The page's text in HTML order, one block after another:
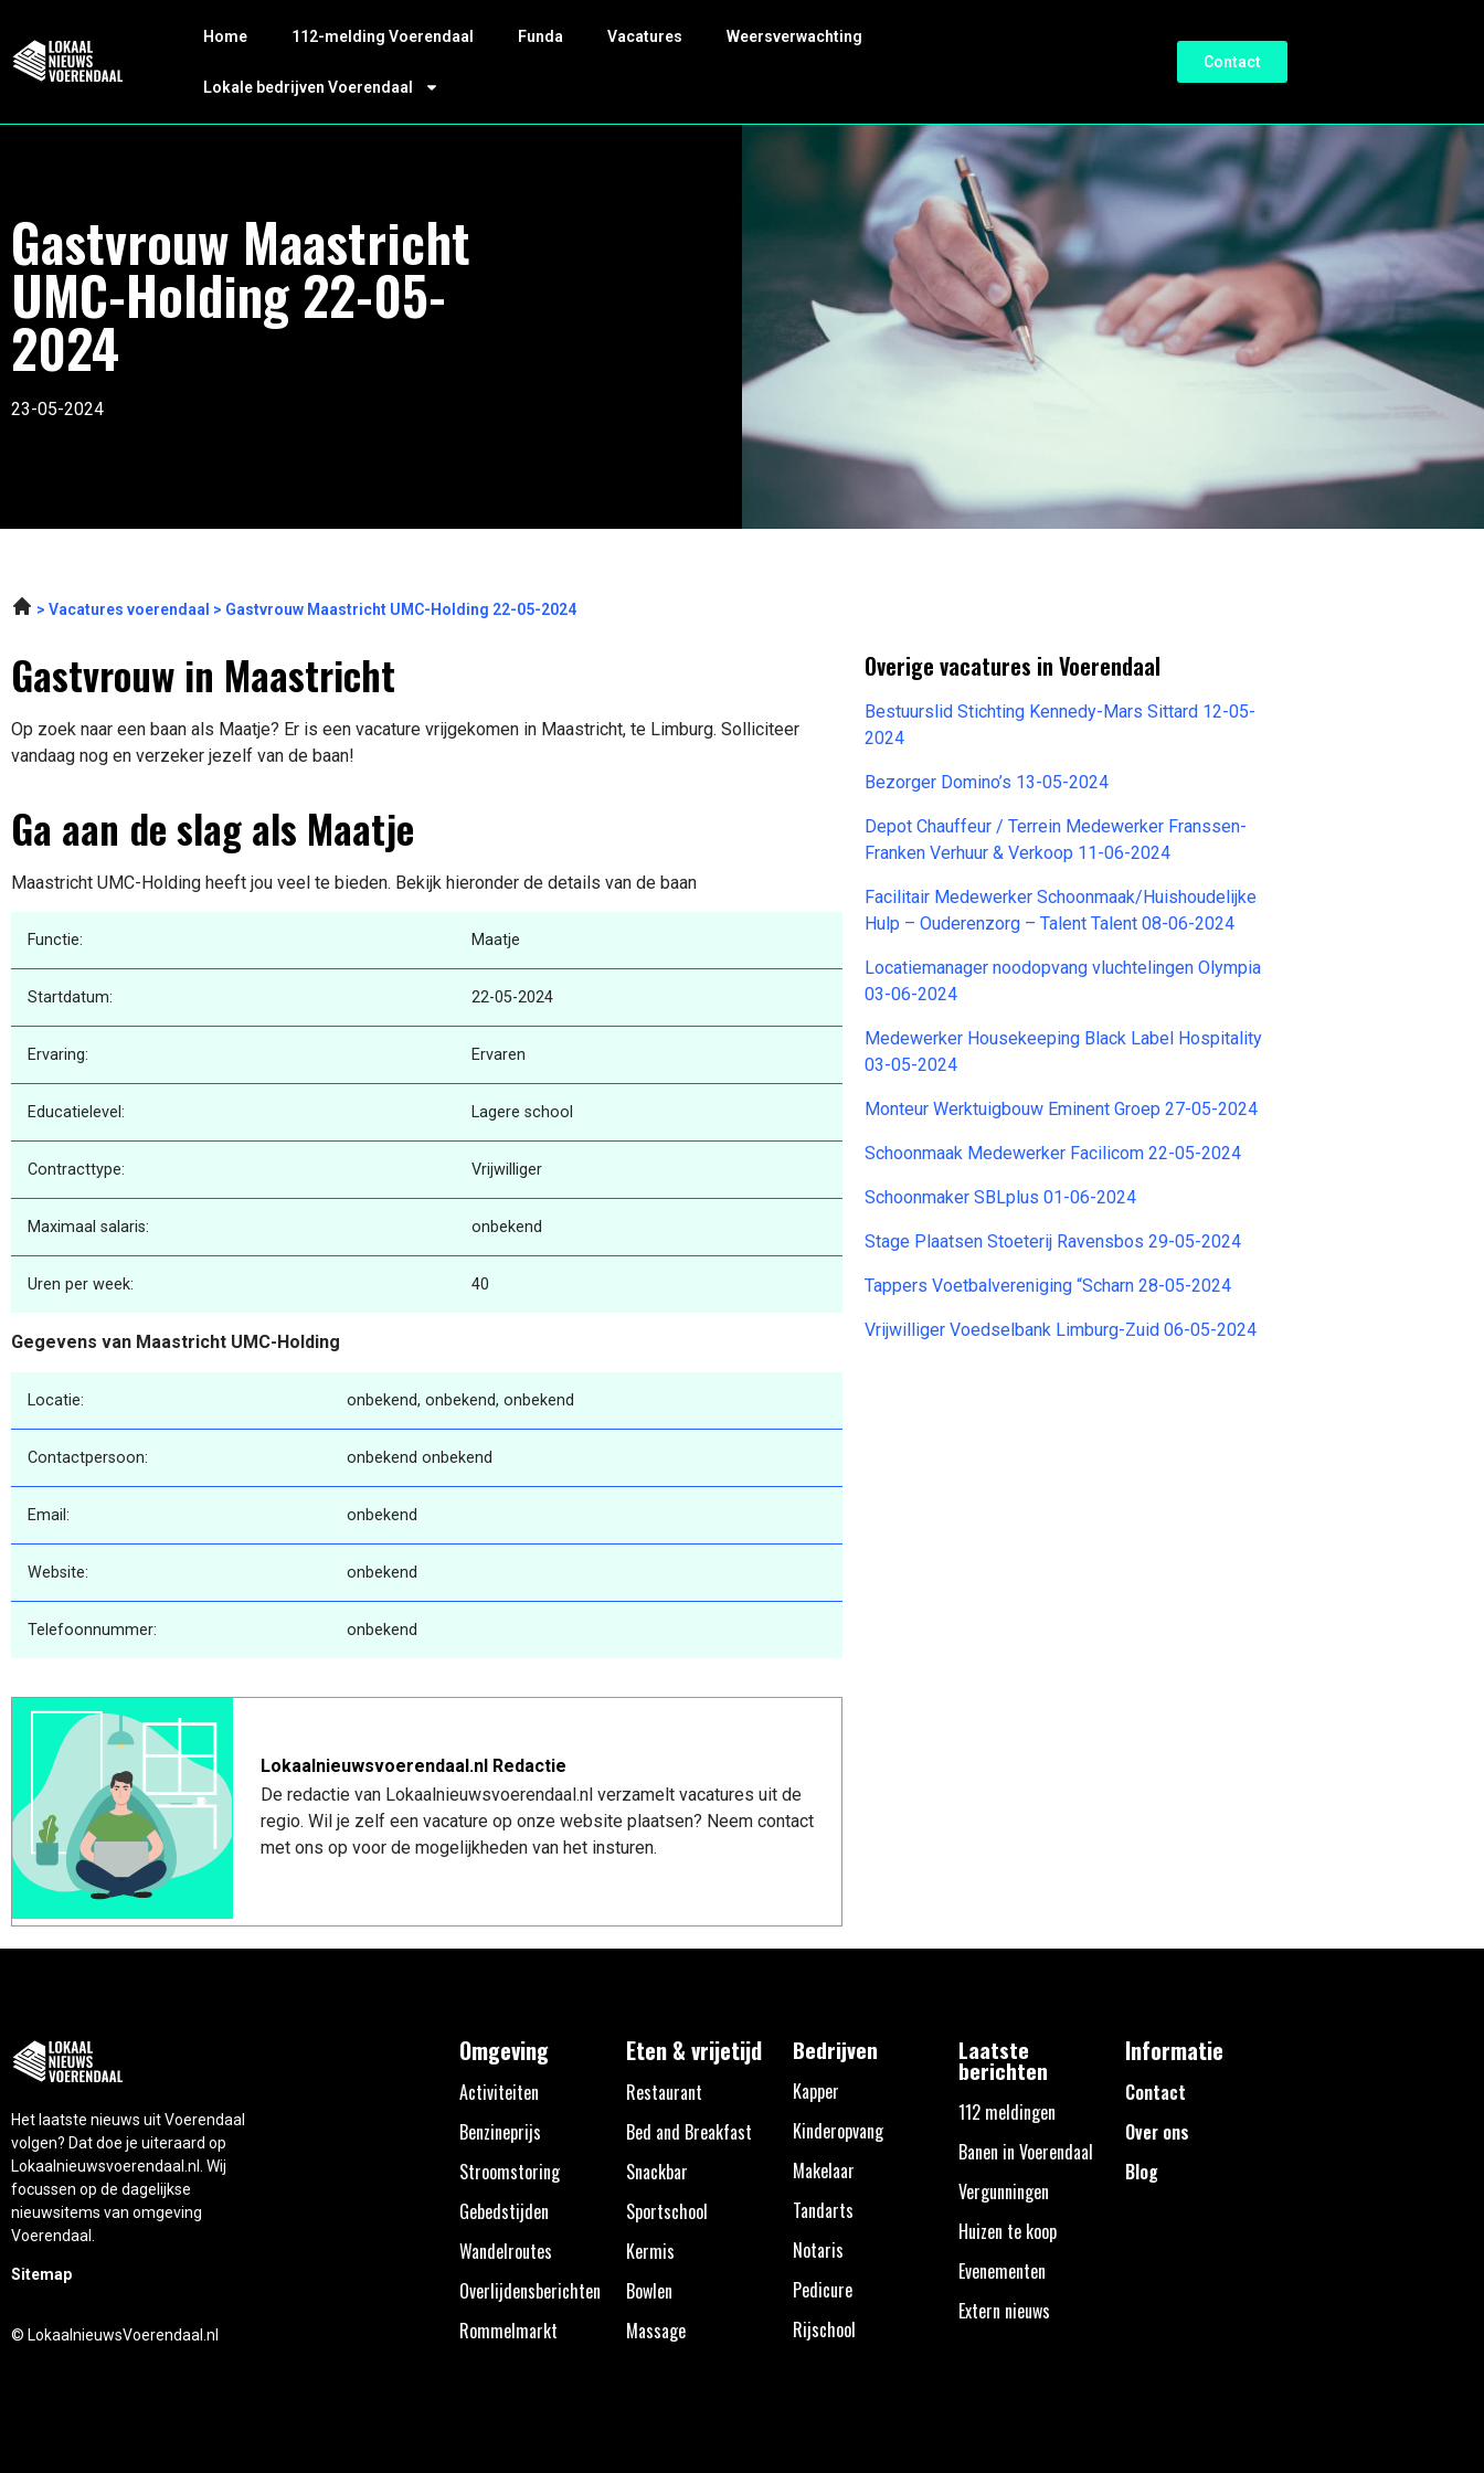
Home 112-melding Voerendaal Funda Vacatures Weersverwachting
Lokale bedrijven Voerendaal
Contact
Gastvrouw Maastricht
UMC-Holding 22-05-
2024
23-05-2024
Vacatures voerendaal Gastvrouw Maastricht UMC-Holding 22-05-2024
Gastvrouw in Maastricht
Op zoek naar een baan als Maatje? Er is een vacature vrijgekomen in Maastricht, te Limburg. Solliciteer
vandaag nog en verzeker jezelf van de baan!
Ga aan de slag als Maatje
Maastricht UMC-Holding heeft jou veel te bieden. Bekijk hieronder de details van de baan
Functie: Maatje
Startdatum: 22-05-2024
Ervaring: Ervaren
Educatielevel: Lagere school
Contracttype: Vrijwilliger
Maximaal salaris: onbekend
Uren per week: 40
Gegevens van Maastricht UMC-Holding
Locatie: onbekend, onbekend, onbekend
Contactpersoon: onbekend onbekend
Email: onbekend
Website: onbekend
Telefoonnummer: onbekend
Lokaalnieuwsvoerendaal.nl Redactie
De redactie van Lokaalnieuwsvoerendaal.nl verzamelt vacatures uit de
regio. Wil je zelf een vacature op onze website plaatsen? Neem contact
met ons op voor de mogelijkheden van het insturen.
Overige vacatures in Voerendaal
Bestuurslid Stichting Kennedy-Mars Sittard 12-05-
2024
Bezorger Domino’s 13-05-2024
Depot Chauffeur / Terrein Medewerker Franssen-
Franken Verhuur & Verkoop 11-06-2024
Facilitair Medewerker Schoonmaak/Huishoudelijke
Hulp – Ouderenzorg – Talent Talent 08-06-2024
Locatiemanager noodopvang vluchtelingen Olympia
03-06-2024
Medewerker Housekeeping Black Label Hospitality
03-05-2024
Monteur Werktuigbouw Eminent Groep 27-05-2024
Schoonmaak Medewerker Facilicom 22-05-2024
Schoonmaker SBLplus 01-06-2024
Stage Plaatsen Stoeterij Ravensbos 29-05-2024
Tappers Voetbalvereniging “Scharn 28-05-2024
Vrijwilliger Voedselbank Limburg-Zuid 06-05-2024
Het laatste nieuws uit Voerendaal
volgen? Dat doe je uiteraard op
Lokaalnieuwsvoerendaal.nl. Wij
focussen op de dagelijkse
nieuwsitems van omgeving
Voerendaal.
Sitemap
© LokaalnieuwsVoerendaal.nl
Omgeving
Activiteiten
Benzineprijs
Stroomstoring
Gebedstijden
Wandelroutes
Overlijdensberichten
Rommelmarkt
Eten & vrijetijd
Restaurant
Bed and Breakfast
Snackbar
Sportschool
Kermis
Bowlen
Massage
Bedrijven
Kapper
Kinderopvang
Makelaar
Tandarts
Notaris
Pedicure
Rijschool
Laatste
berichten
112 meldingen
Banen in Voerendaal
Vergunningen
Huizen te koop
Evenementen
Extern nieuws
Informatie
Contact
Over ons
Blog